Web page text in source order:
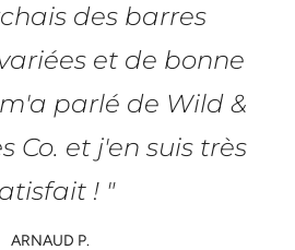
des barres
et de bonne
parlé de Wild &
Co. et j'en suis très
! "
ARNAUD P.